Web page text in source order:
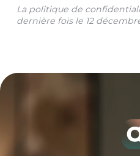
La politique de
dernière fois le 12